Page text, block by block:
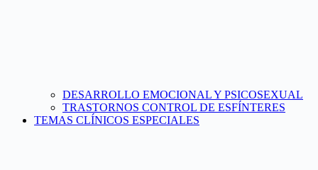
DESARROLLO EMOCIONAL Y PSICOSEXUAL
TRASTORNOS CONTROL DE ESFÍNTERES
TEMAS CLÍNICOS ESPECIALES